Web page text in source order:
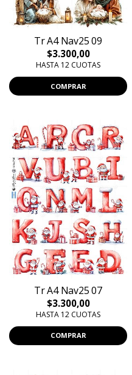
Tr A4 Nav25 09
$3.300,00
HASTA 12 CUOTAS
COMPRAR
Tr A4 Nav25 07
$3.300,00
HASTA 12 CUOTAS
COMPRAR